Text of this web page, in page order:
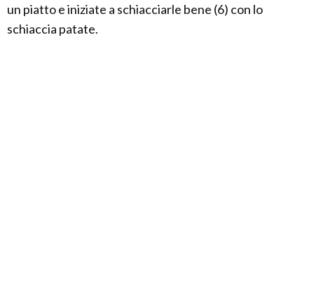
un piatto e iniziate a schiacciarle bene (6) con lo
schiaccia patate.